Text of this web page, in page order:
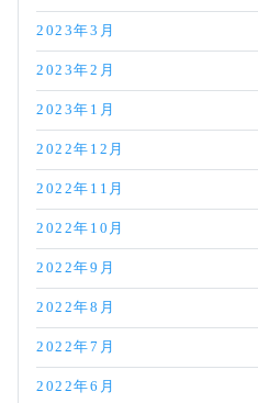
2023年3月
2023年2月
2023年1月
2022年12月
2022年11月
2022年10月
2022年9月
2022年8月
2022年7月
2022年6月